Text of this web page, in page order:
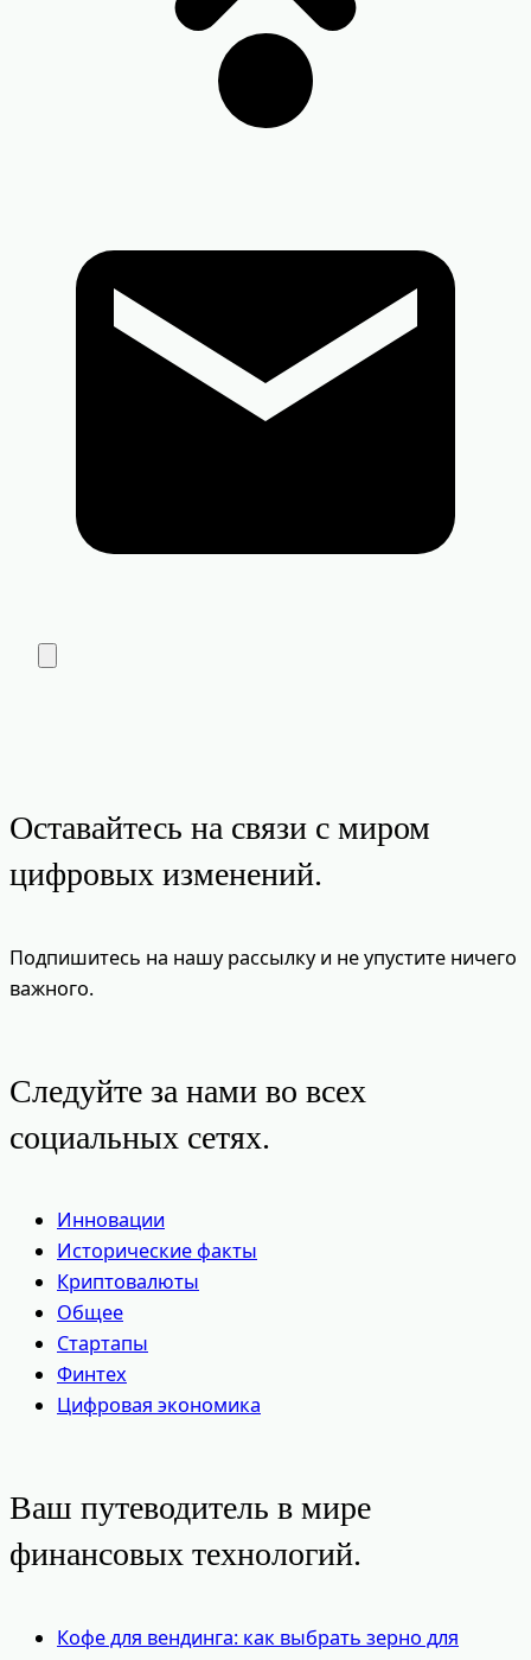
Оставайтесь на связи с миром
цифровых изменений.
Подпишитесь на нашу рассылку и не упустите ничего
важного.
Следуйте за нами во всех
социальных сетях.
Инновации
Исторические факты
Криптовалюты
Общее
Стартапы
Финтех
Цифровая экономика
Ваш путеводитель в мире
финансовых технологий.
Кофе для вендинга: как выбрать зерно для